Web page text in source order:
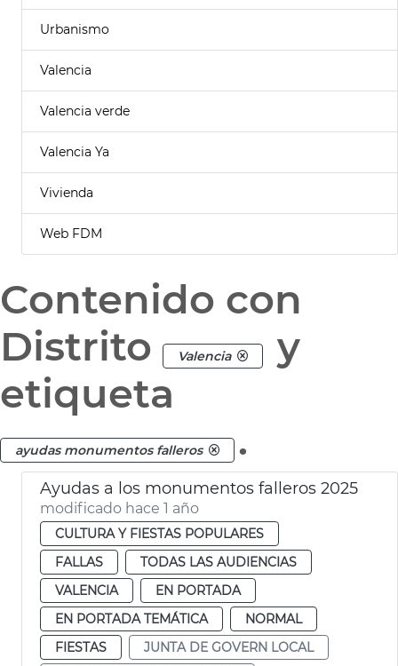
Urbanismo
Valencia
Valencia verde
Valencia Ya
Vivienda
Web FDM
Contenido con
Distrito
Valencia
y
etiqueta
ayudas monumentos falleros .
Ayudas a los monumentos falleros 2025
modificado hace 1 año
CULTURA Y FIESTAS POPULARES
FALLAS
TODAS LAS AUDIENCIAS
VALENCIA
EN PORTADA
EN PORTADA TEMÁTICA
NORMAL
FIESTAS
JUNTA DE GOVERN LOCAL